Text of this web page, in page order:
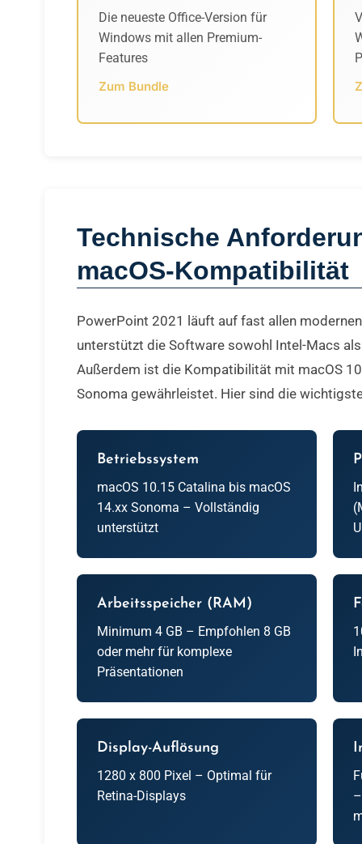
Die neueste Office-Version für
Windows mit allen Premium-
Features
Zum Bundle
Technische
macOS-Kompatibilität
PowerPoint 2021 läuft auf fast allen
unterstützt die Software sowohl Intel-Macs
Außerdem ist die Kompatibilität mit macOS
Sonoma gewährleistet. Hier sind die
Betriebssystem
macOS 10.15 Catalina bis macOS
14.xx Sonoma – Vollständig
unterstützt
Arbeitsspeicher (RAM)
Minimum 4 GB – Empfohlen 8 GB
oder mehr für komplexe
Präsentationen
Display-Auflösung
1280 x 800 Pixel – Optimal für
Retina-Displays